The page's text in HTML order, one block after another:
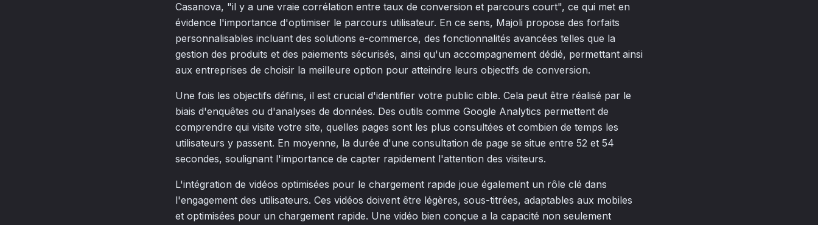
Casanova, "il y a une vraie corrélation entre taux de conversion et parcours court", ce qui met en
évidence l'importance d'optimiser le parcours utilisateur. En ce sens, Majoli propose des forfaits
personnalisables incluant des solutions e-commerce, des fonctionnalités avancées telles que la
gestion des produits et des paiements sécurisés, ainsi qu'un accompagnement dédié, permettant ainsi
aux entreprises de choisir la meilleure option pour atteindre leurs objectifs de conversion.
Une fois les objectifs définis, il est crucial d'identifier votre public cible. Cela peut être réalisé par le
biais d'enquêtes ou d'analyses de données. Des outils comme Google Analytics permettent de
comprendre qui visite votre site, quelles pages sont les plus consultées et combien de temps les
utilisateurs y passent. En moyenne, la durée d'une consultation de page se situe entre 52 et 54
secondes, soulignant l'importance de capter rapidement l'attention des visiteurs.
L'intégration de vidéos optimisées pour le chargement rapide joue également un rôle clé dans
l'engagement des utilisateurs. Ces vidéos doivent être légères, sous-titrées, adaptables aux mobiles
et optimisées pour un chargement rapide. Une vidéo bien conçue a la capacité non seulement